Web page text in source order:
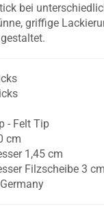
bei
griffige
- Felt Tip
cm
1,45 cm
Filzscheibe 3 cm